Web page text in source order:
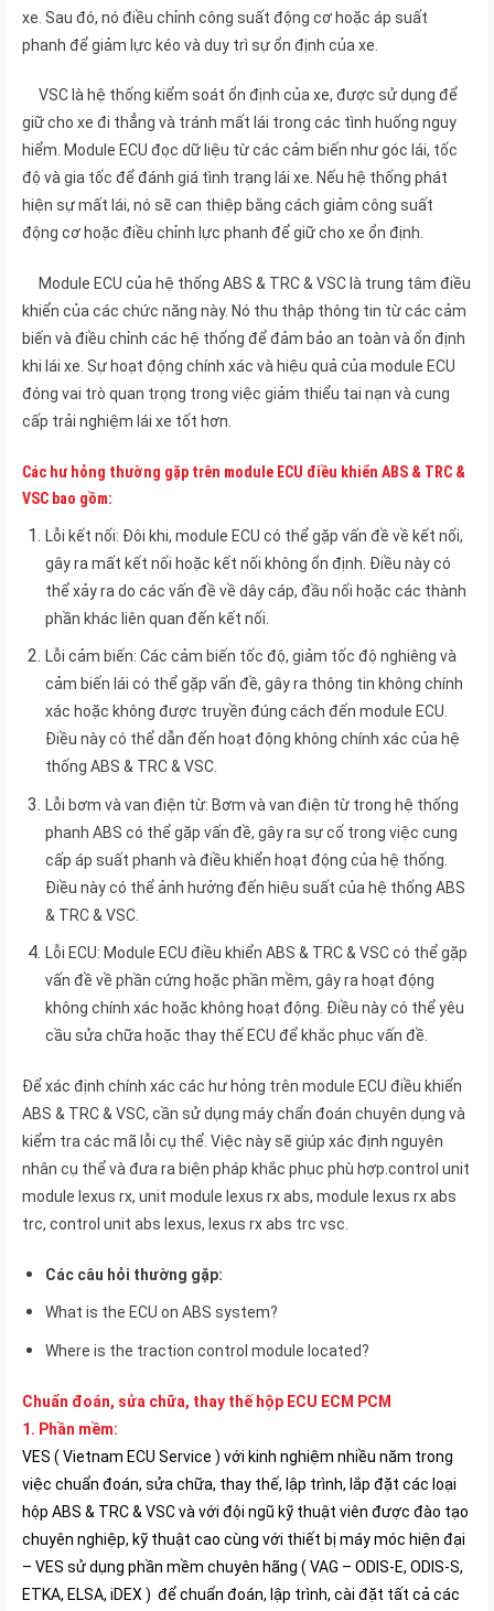
xe. Sau đó, nó điều chỉnh công suất động cơ hoặc áp suất
phanh để giảm lực kéo và duy trì sự ổn định của xe.
VSC là hệ thống kiểm soát ổn định của xe, được sử dụng để
giữ cho xe đi thẳng và tránh mất lái trong các tình huống nguy
hiểm. Module ECU đọc dữ liệu từ các cảm biến như góc lái, tốc
độ và gia tốc để đánh giá tình trạng lái xe. Nếu hệ thống phát
hiện sự mất lái, nó sẽ can thiệp bằng cách giảm công suất
động cơ hoặc điều chỉnh lực phanh để giữ cho xe ổn định.
Module ECU của hệ thống ABS & TRC & VSC là trung tâm điều
khiển của các chức năng này. Nó thu thập thông tin từ các cảm
biến và điều chỉnh các hệ thống để đảm bảo an toàn và ổn định
khi lái xe. Sự hoạt động chính xác và hiệu quả của module ECU
đóng vai trò quan trọng trong việc giảm thiểu tai nạn và cung
cấp trải nghiệm lái xe tốt hơn.
Các hư hỏng thường gặp trên module ECU điều khiển ABS & TRC &
VSC bao gồm:
Lỗi kết nối: Đôi khi, module ECU có thể gặp vấn đề về kết nối,
gây ra mất kết nối hoặc kết nối không ổn định. Điều này có
thể xảy ra do các vấn đề về dây cáp, đầu nối hoặc các thành
phần khác liên quan đến kết nối.
Lỗi cảm biến: Các cảm biến tốc độ, giảm tốc độ nghiêng và
cảm biến lái có thể gặp vấn đề, gây ra thông tin không chính
xác hoặc không được truyền đúng cách đến module ECU.
Điều này có thể dẫn đến hoạt động không chính xác của hệ
thống ABS & TRC & VSC.
Lỗi bơm và van điện từ: Bơm và van điện từ trong hệ thống
phanh ABS có thể gặp vấn đề, gây ra sự cố trong việc cung
cấp áp suất phanh và điều khiển hoạt động của hệ thống.
Điều này có thể ảnh hưởng đến hiệu suất của hệ thống ABS
& TRC & VSC.
Lỗi ECU: Module ECU điều khiển ABS & TRC & VSC có thể gặp
vấn đề về phần cứng hoặc phần mềm, gây ra hoạt động
không chính xác hoặc không hoạt động. Điều này có thể yêu
cầu sửa chữa hoặc thay thế ECU để khắc phục vấn đề.
Để xác định chính xác các hư hỏng trên module ECU điều khiển
ABS & TRC & VSC, cần sử dụng máy chẩn đoán chuyên dụng và
kiểm tra các mã lỗi cụ thể. Việc này sẽ giúp xác định nguyên
nhân cụ thể và đưa ra biện pháp khắc phục phù hợp.control unit
module lexus rx, unit module lexus rx abs, module lexus rx abs
trc, control unit abs lexus, lexus rx abs trc vsc.
Các câu hỏi thường gặp:
What is the ECU on ABS system?
Where is the traction control module located?
Chuẩn đoán, sửa chữa, thay thế hộp ECU ECM PCM
1. Phần mềm:
VES ( Vietnam ECU Service ) với kinh nghiệm nhiều năm trong
việc chuẩn đoán, sửa chữa, thay thế, lập trình, lắp đặt các loại
hộp ABS & TRC & VSC và với đội ngũ kỹ thuật viên được đào tạo
chuyên nghiệp, kỹ thuật cao cùng với thiết bị máy móc hiện đại
– VES sử dụng phần mềm chuyên hãng ( VAG – ODIS-E, ODIS-S,
ETKA, ELSA, iDEX ) để chuẩn đoán, lập trình, cài đặt tất cả các